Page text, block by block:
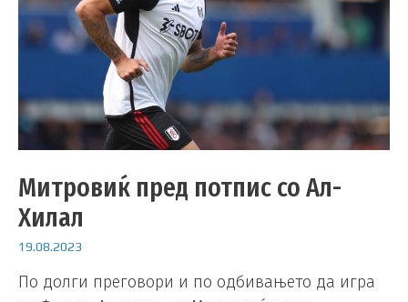
Митровиќ пред потпис со Ал-
Хилал
19.08.2023
По долги преговори и по одбивањето да игра